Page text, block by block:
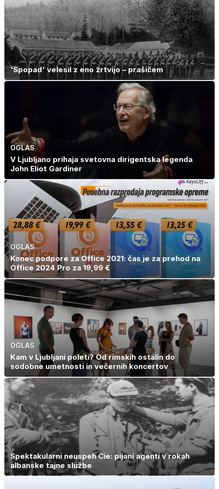
'Spopad' velesil z eno žrtvijo – prašičem
OGLAS
V Ljubljano prihaja svetovna dirigentska legenda
John Eliot Gardiner
OGLAS
Konec podpore za Office 2021: čas je za prehod na
Office 2024 Pro za 19,99 €
OGLAS
Kam v Ljubljani poleti? Od rimskih ostalin do
sodobne umetnosti in večernih koncertov
Spektakularni neuspeh Cie: pijani agenti v rokah
albanske tajne službe